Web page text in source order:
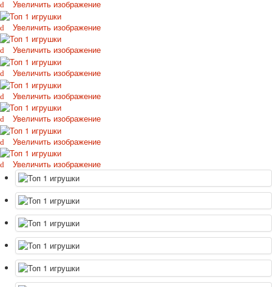
Октябрьская революция
С рождеством
Пасха
9 мая - день победы
Разные пожелания
1 сентября школа
Приглашение
Новости
Новости карточных колод
Новости открыток
О сайте
Ссылки
Наше видео
доставка
Избранное
Увеличить изображение
Увеличить изображение
Увеличить изображение
Увеличить изображение
Увеличить изображение
Увеличить изображение
Увеличить изображение
Увеличить изображение